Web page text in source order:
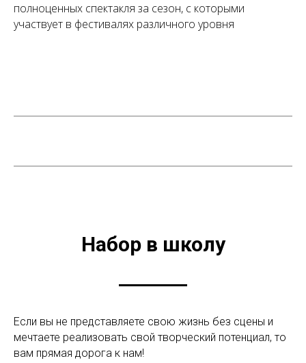
полноценных спектакля за сезон, с которыми
участвует в фестивалях различного уровня
Набор в школу
Если вы не представляете свою жизнь без сцены и
мечтаете реализовать свой творческий потенциал, то
вам прямая дорога к нам!